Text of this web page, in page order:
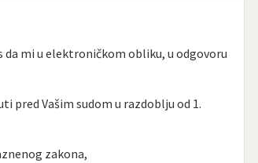
mi u elektroničkom obliku, u odgovoru
pred Vašim sudom u razdoblju od 1.
zakona,